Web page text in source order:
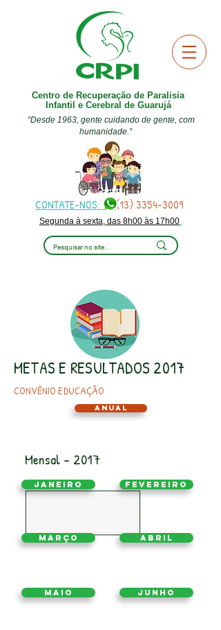
Centro de Recuperação de Paralisia
Infantil e Cerebral de Guarujá
“Desde 1963, gente cuidando de gente, com
humanidade.”
CONTATE-NOS:(13) 3354-3009
Segunda à sexta, das 8h00 às 17h00
METAS E RESULTADOS 2017
CONVÊNIO EDUCAÇÃO
Anual
Janeiro Fevereiro
Março Abril
Maio Junho
Mensal - 2017